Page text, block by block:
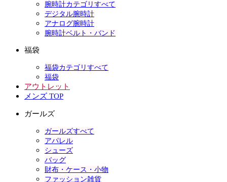
腕時計カテゴリすべて
デジタル腕時計
アナログ腕時計
腕時計ベルト・バンド
福袋
福袋カテゴリすべて
福袋
アウトレット
メンズ TOP
ガールズ
ガールズすべて
アパレル
シューズ
バッグ
財布・ケース・小物
ファッション雑貨